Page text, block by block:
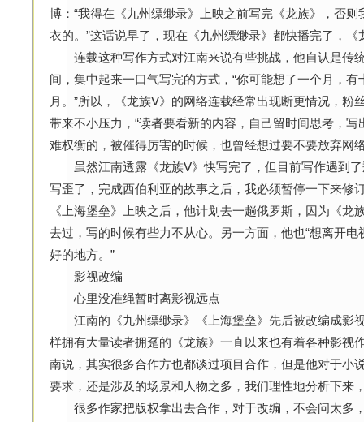
博：“我得在《九州缥缈录》上映之前写完《龙族》，否
衣的。”这话说早了，现在《九州缥缈录》都快播完了，
连载这种写作方式对江南来说有些挑战，他自认是传
间，集中起来一口气写完的方式，“你可能想了一个月，
月。”所以，《龙族Ⅴ》的网络连载经常出现断更情况，粉
带来不小压力，“读者要看新的内容，自己留时间思考，
难权衡的，被催得厉害的时候，也曾经想过要不要放弃网
虽然江南透露《龙族Ⅴ》快写完了，但目前写作遇到了
写歪了，完成西伯利亚的故事之后，我必须暂停一下来修
《上海堡垒》上映之后，他计划去一趟俄罗斯，因为《
去过，写的时候有些力不从心。另一方面，他也“想离开
好的地方。”
影视改编
心里没准绳暂时离影视远点
江南的《九州缥缈录》《上海堡垒》先后被改编成影
样拥有大量读者拥趸的《龙族》一直以来也有着各种影视
南说，其实很多合作方也都谈过项目合作，但是他对于小
要求，还是涉及的场景和人物之多，我们理性地分析下来
很多作家把版权拿出去合作，对于改编，不会问太多